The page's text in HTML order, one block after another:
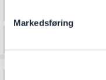
Markedsføring